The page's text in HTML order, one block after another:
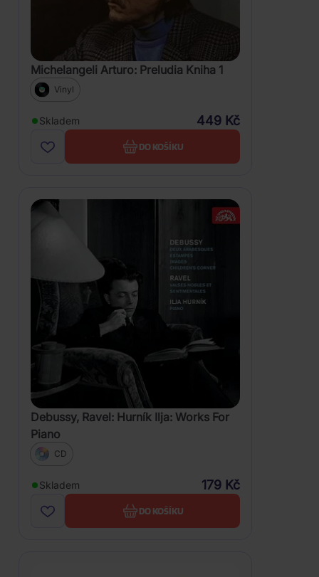
Michelangeli Arturo: Preludia Kniha 1
Vinyl
Skladem 449 Kč
DO KOŠÍKU
Debussy, Ravel: Hurník Ilja: Works For
Piano
CD
Skladem 179 Kč
DO KOŠÍKU